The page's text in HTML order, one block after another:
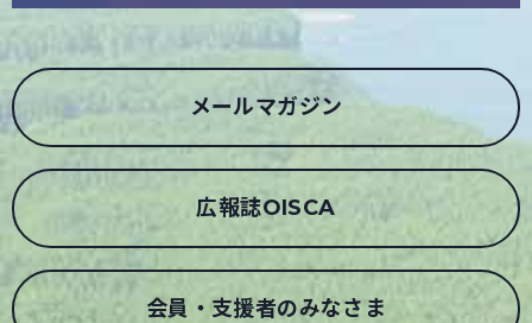
メールマガジン
広報誌OISCA
会員・支援者のみなさま